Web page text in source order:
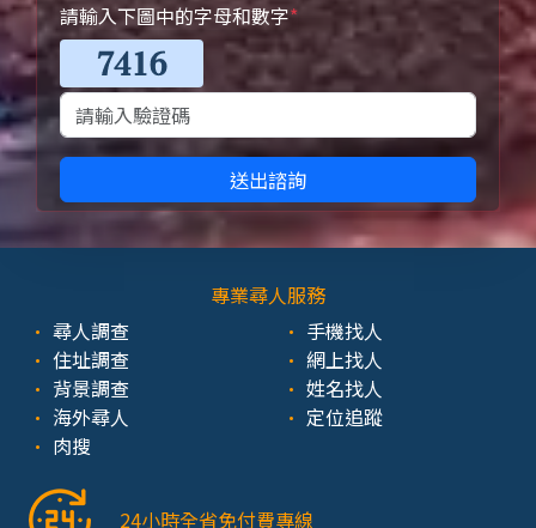
請輸入下圖中的字母和數字*
送出諮詢
專業尋人服務
尋人調查
住址調查
背景調查
海外尋人
肉搜
手機找人
網上找人
姓名找人
定位追蹤
24小時全省免付費專線